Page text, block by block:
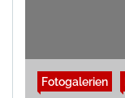
Fotogalerien